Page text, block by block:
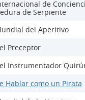
de
de Serpiente
del Aperitivo
Preceptor
Instrumentador
Hablar como un Pirata